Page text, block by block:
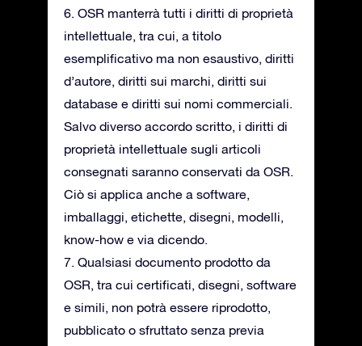
6. OSR manterrà tutti i diritti di proprietà
intellettuale, tra cui, a titolo
esemplificativo ma non esaustivo, diritti
d’autore, diritti sui marchi, diritti sui
database e diritti sui nomi commerciali.
Salvo diverso accordo scritto, i diritti di
proprietà intellettuale sugli articoli
consegnati saranno conservati da OSR.
Ciò si applica anche a software,
imballaggi, etichette, disegni, modelli,
know-how e via dicendo.
7. Qualsiasi documento prodotto da
OSR, tra cui certificati, disegni, software
e simili, non potrà essere riprodotto,
pubblicato o sfruttato senza previa